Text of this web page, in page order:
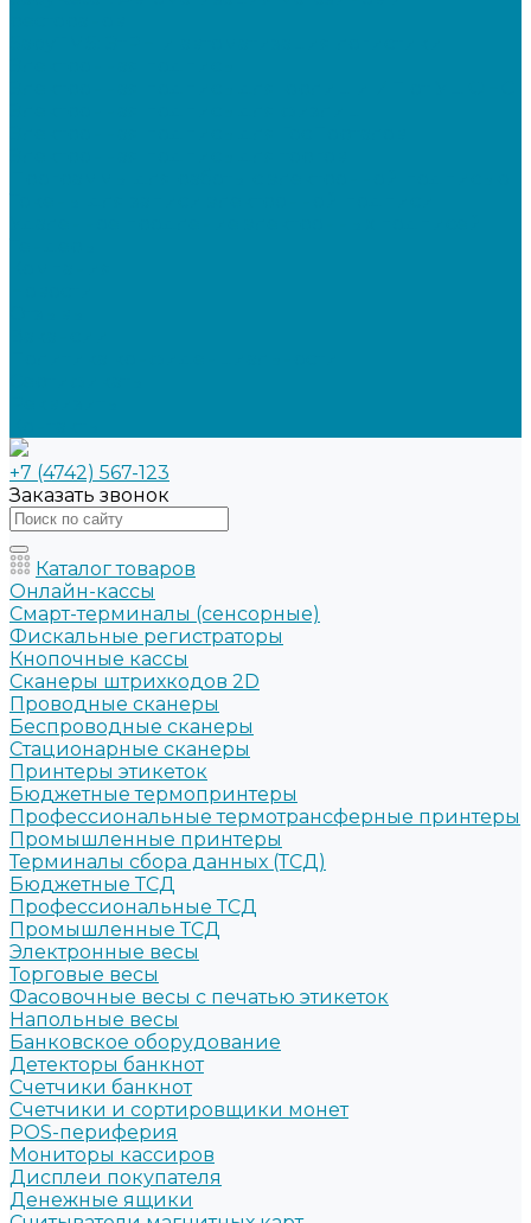
+7 (4742) 567-123
Заказать звонок
Каталог товаров
Онлайн-кассы
Смарт-терминалы (сенсорные)
Фискальные регистраторы
Кнопочные кассы
Сканеры штрихкодов 2D
Проводные сканеры
Беспроводные сканеры
Стационарные сканеры
Принтеры этикеток
Бюджетные термопринтеры
Профессиональные термотрансферные принтеры
Промышленные принтеры
Терминалы сбора данных (ТСД)
Бюджетные ТСД
Профессиональные ТСД
Промышленные ТСД
Электронные весы
Торговые весы
Фасовочные весы с печатью этикеток
Напольные весы
Банковское оборудование
Детекторы банкнот
Счетчики банкнот
Счетчики и сортировщики монет
POS-периферия
Мониторы кассиров
Дисплеи покупателя
Денежные ящики